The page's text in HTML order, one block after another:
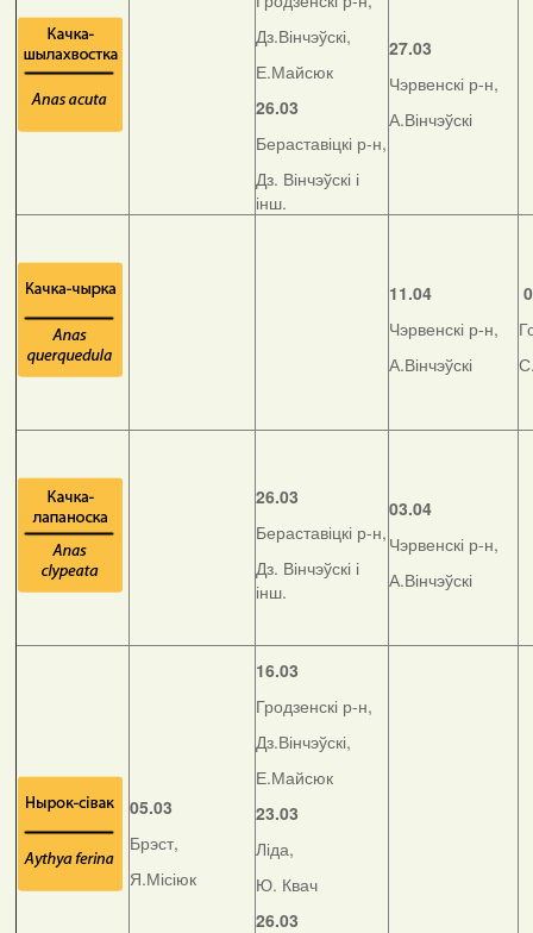
Дз.Вінчэўскі,
Е.Майсюк
26.03
Бераставіцкі р-н,
Дз. Вінчэўскі і
інш.
27.03
Чэрвенскі р-н,
А.Вінчэўскі
11.04
Чэрвенскі р-н,
А.Вінчэўскі
26.03
Бераставіцкі р-н,
Дз. Вінчэўскі і
інш.
03.04
Чэрвенскі р-н,
А.Вінчэўскі
05.03
Брэст,
Я.Місіюк
16.03
Гродзенскі р-н,
Дз.Вінчэўскі,
Е.Майсюк
23.03
Ліда,
Ю. Квач
26.03